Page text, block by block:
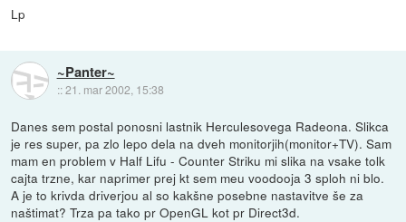
Lp
~Panter~
::21. mar 2002, 15:38
Danes sem postal ponosni lastnik Herculesovega Radeona. Slikca
je res super, pa zlo lepo dela na dveh monitorjih(monitor+TV). Sam
mam en problem v Half Lifu - Counter Striku mi slika na vsake tolk
cajta trzne, kar naprimer prej kt sem meu voodooja 3 sploh ni blo.
A je to krivda driverjou al so kakšne posebne nastavitve še za
naštimat? Trza pa tako pr OpenGL kot pr Direct3d.